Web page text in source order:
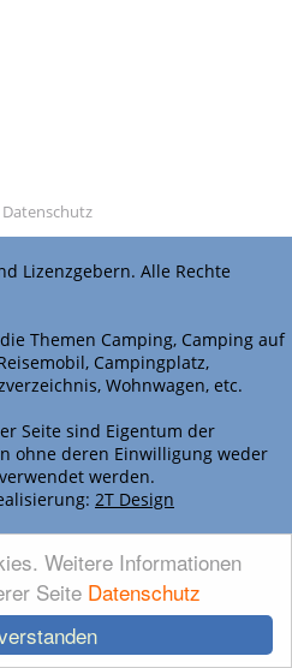
Weitere Informationen
Seite Datenschutz
Datenschutz
Lizenzgebern. Alle Rechte
Themen Camping, Camping auf
Campingplatz,
Wohnwagen, etc.
Seite sind Eigentum der
ohne deren Einwilligung weder
werden.
2T Design